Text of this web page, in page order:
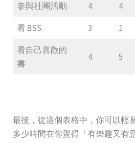
參與社團活動 4 4
看 BSS 3 1
看自己喜歡的
書
4 5
最後，從這個表格中，你可以輕
多少時間在你覺得「有樂趣又有